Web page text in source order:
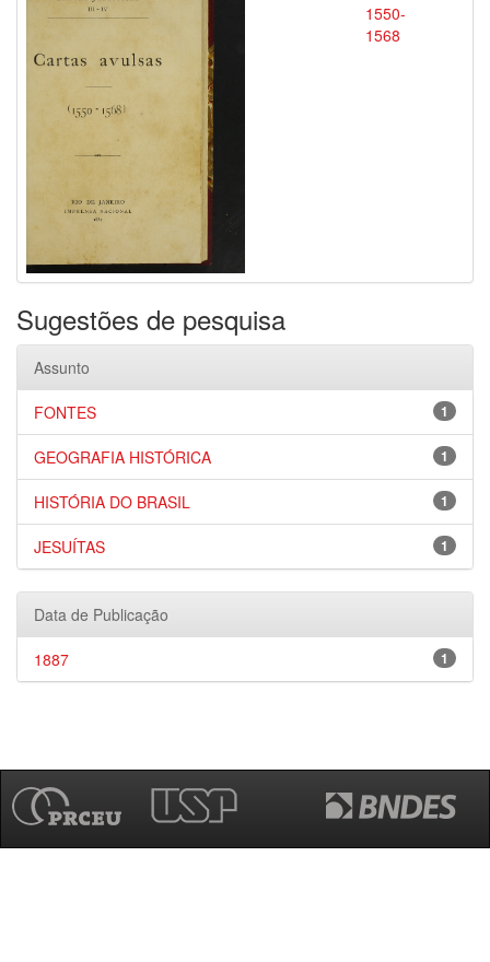
1550-
1568
Sugestões de pesquisa
Assunto
1
FONTES
1
GEOGRAFIA HISTÓRICA
1
HISTÓRIA DO BRASIL
1
JESUÍTAS
Data de Publicação
1
1887